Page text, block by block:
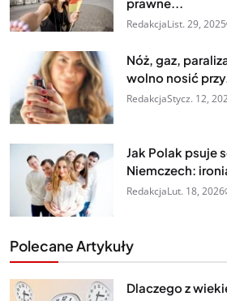
prawne...
RedakcjaList. 29, 2025
Nóż, gaz,
wolno nosić
RedakcjaStycz. 12,
Jak Polak psuje
Niemczech:
RedakcjaLut. 18, 2026
Polecane Artykuły
Dlaczego z